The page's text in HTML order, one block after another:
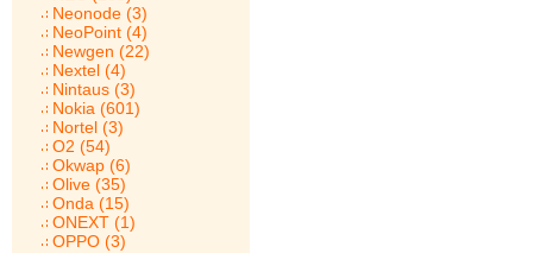
Neonode (3)
NeoPoint (4)
Newgen (22)
Nextel (4)
Nintaus (3)
Nokia (601)
Nortel (3)
O2 (54)
Okwap (6)
Olive (35)
Onda (15)
ONEXT (1)
OPPO (3)